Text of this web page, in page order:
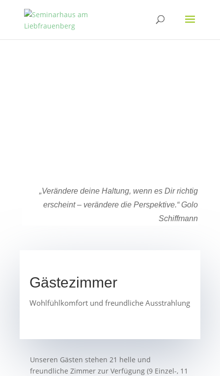
„Verändere deine Haltung, wenn es Dir richtig
erscheint – verändere die Perspektive.“ Golo
Schiffmann
Gästezimmer
Wohlfühlkomfort und freundliche Ausstrahlung
Unseren Gästen stehen 21 helle und
freundliche Zimmer zur Verfügung (9 Einzel-, 11